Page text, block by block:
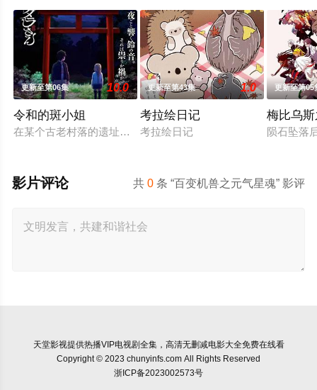
更新至第06集 10.0
令和的斑小姐
在某个古老村落的遗址深处，那一片禁止入内的区域里，存在
更新至第43集 1.0
考拉绘日记
考拉绘日记
更新至第05
梅比乌
陨石坠落
共0 条 “百变机兽之元气星魂” 影评
影片评论
天堂影视提供热播VIP电视剧全集，高清无删减电影大全免费在线看
Copyright © 2023 chunyinfs.com All Rights Reserved
浙ICP备2023002573号